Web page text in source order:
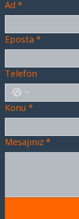
Ad *
Eposta *
Telefon
Konu *
Mesajınız *